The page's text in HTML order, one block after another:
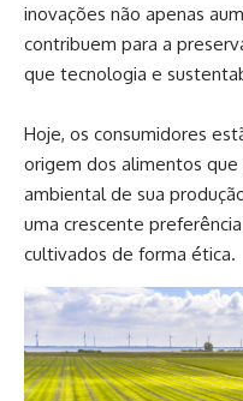
inovações não apenas
contribuem para a
que tecnologia e
Hoje, os consumidores
origem dos alimentos
ambiental de sua
uma crescente
cultivados de forma ética.